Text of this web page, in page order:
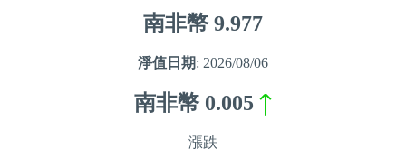
南非幣 9.977
淨值日期: 2026/08/06
南非幣 0.005
漲跌